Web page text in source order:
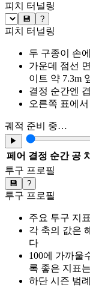
피치 터널링
💾 ?
피치 터널링
두 구종이 손
가운데 점선
이트 약 7.3m
결정 순간엔
오른쪽 표에
궤적 준비 중…
▶
페어 결정 순간 공
투구 프로필
💾 ?
투구 프로필
주요 투구 지
각 축의 값은
다
100에 가까울
록 좋은 지표
하단 시즌 범